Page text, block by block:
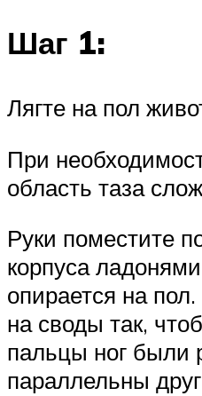
Шаг 1:
Лягте на пол
При
область таза
Руки поместите
корпуса
опирается на
на своды так,
пальцы ног были
параллельны